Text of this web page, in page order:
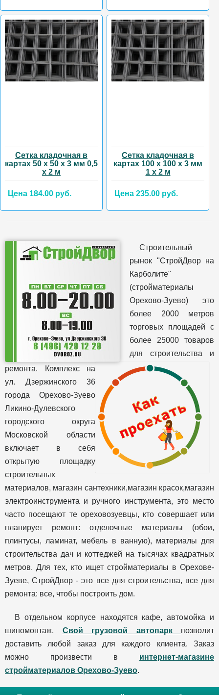
Сетка кладочная в
картах 50 х 50 х 3 мм 0,5
х 2 м
Цена 184.00 руб.
Сетка кладочная в
картах 100 х 100 х 3 мм
1 х 2 м
Цена 235.00 руб.
Строительный
рынок "СтройДвор на
Карболите"
(стройматериалы
Орехово-Зуево) это
более 2000 метров
торговых площадей с
более 25000 товаров
для строительства и
ремонта. Комплекс на
ул. Дзержинского 36
города Орехово-Зуево
Ликино-Дулевского
городского округа
Московской области
включает в себя
открытую площадку
строительных
материалов, магазин сантехники,магазин красок,магазин
электроинструмента и ручного инструмента, это место
часто посещают те ореховозуевцы, кто совершает или
планирует ремонт: отделочные материалы (обои,
плинтусы, ламинат, мебель в ванную), материалы для
строительства дач и коттеджей на тысячах квадратных
метров. Для тех, кто ищет стройматериалы в Орехове-
Зуеве, СтройДвор - это все для строительства, все для
ремонта: все, чтобы построить дом.
В отдельном корпусе находятся кафе, автомойка и
шиномонтаж. Свой грузовой автопарк позволит
доставить любой заказ для каждого клиента. Заказ
можно произвести в интернет-магазине
стройматериалов Орехово-Зуево.